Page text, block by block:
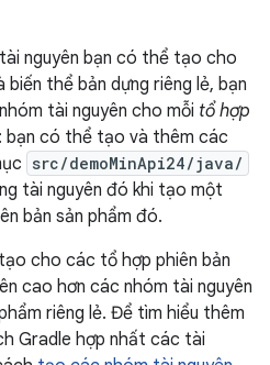
nguyên bạn có thể tạo cho
biến thể bản dựng riêng lẻ, bạn
tài nguyên cho mỗi tổ hợp
bạn có thể tạo và thêm các
src/demoMinApi24/java/
tài nguyên đó khi tạo một
bản sản phẩm đó.
cho các tổ hợp phiên bản
cao hơn các nhóm tài nguyên
riêng lẻ. Để tìm hiểu thêm
Gradle hợp nhất các tài